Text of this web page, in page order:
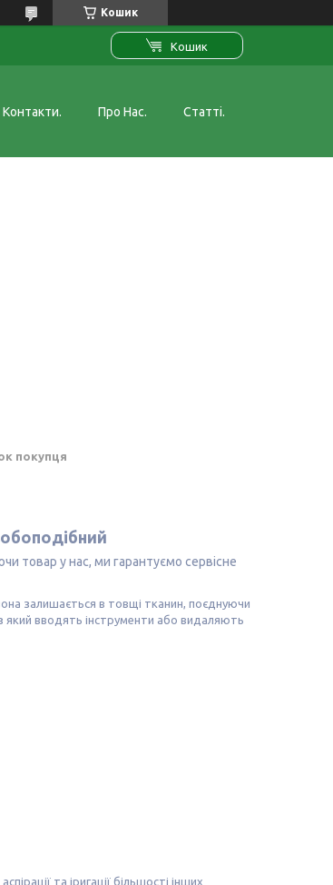
Кошик
Кошик
Контакти. Про Нас. Статті.
покупця
товар у нас, ми гарантуємо сервісне
залишається в товщі тканин, поєднуючи
вводять інструменти або видаляють
та іригації більшості інших